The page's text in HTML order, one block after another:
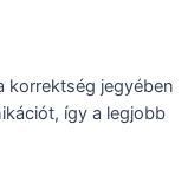
korrektség jegyében
így a legjobb